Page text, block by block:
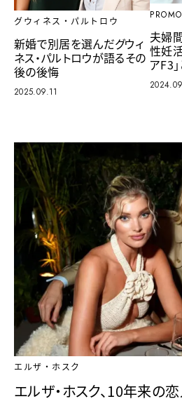
グウィネス・パルトロウ
新婚で別居を選んだグウィ
ネス・パルトロウが語るその
後の後悔
2025.09.11
夫婦
性妊
アF3
エルザ・ホスク
エルザ・ホスク、10年来の